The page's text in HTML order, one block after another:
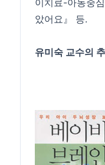
이치료-아동중
았어요』 등.
유미숙 교수의